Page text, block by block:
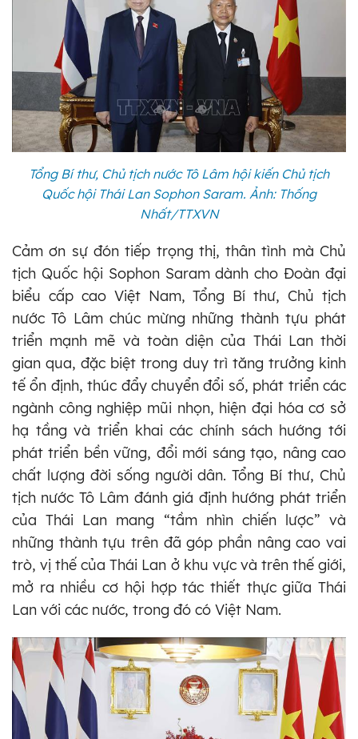
Tổng Bí thư, Chủ tịch nước Tô Lâm hội kiến Chủ tịch
Quốc hội Thái Lan Sophon Saram. Ảnh: Thống
Nhất/TTXVN
Cảm ơn sự đón tiếp trọng thị, thân tình mà Chủ
tịch Quốc hội Sophon Saram dành cho Đoàn đại
biểu cấp cao Việt Nam, Tổng Bí thư, Chủ tịch
nước Tô Lâm chúc mừng những thành tựu phát
triển mạnh mẽ và toàn diện của Thái Lan thời
gian qua, đặc biệt trong duy trì tăng trưởng kinh
tế ổn định, thúc đẩy chuyển đổi số, phát triển các
ngành công nghiệp mũi nhọn, hiện đại hóa cơ sở
hạ tầng và triển khai các chính sách hướng tới
phát triển bền vững, đổi mới sáng tạo, nâng cao
chất lượng đời sống người dân. Tổng Bí thư, Chủ
tịch nước Tô Lâm đánh giá định hướng phát triển
của Thái Lan mang “tầm nhìn chiến lược” và
những thành tựu trên đã góp phần nâng cao vai
trò, vị thế của Thái Lan ở khu vực và trên thế giới,
mở ra nhiều cơ hội hợp tác thiết thực giữa Thái
Lan với các nước, trong đó có Việt Nam.